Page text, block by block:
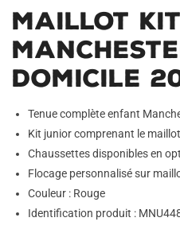
Maillot
Domicile
Tenue complète enfant
Kit junior comprenant le
Chaussettes disponibles en
Flocage personnalisé sur
Couleur : Rouge
Identification produit :